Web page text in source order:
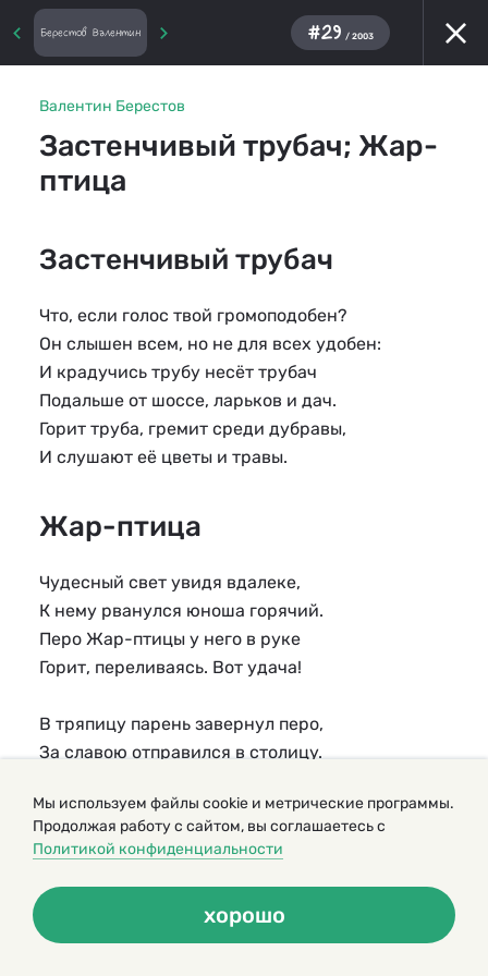
Берестов Валентин #29 / 2003
Валентин Берестов
Застенчивый трубач; Жар-
птица
Застенчивый трубач
Что, если голос твой громоподобен?
Он слышен всем, но не для всех удобен:
И крадучись трубу несёт трубач
Подальше от шоссе, ларьков и дач.
Горит труба, гремит среди дубравы,
И слушают её цветы и травы.
Жар-птица
Чудесный свет увидя вдалеке,
К нему рванулся юноша горячий.
Перо Жар-птицы у него в руке
Горит, переливаясь. Вот удача!
В тряпицу парень завернул перо,
За славою отправился в столицу.
Сыскал перо - так добывай Жар-птицу!"
Кому блеснуло чудо, тот навек
Обязан жить по сказочным законам...
Он шел сквозь чащи, горы пересек,
С Ягою чай пил, воевал с драконом.
Мы используем файлы cookie и метрические программы.
Продолжая работу с сайтом, вы соглашаетесь с
Политикой конфиденциальности
хорошо